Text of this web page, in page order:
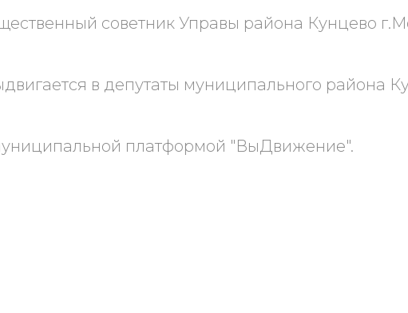
советник Управы района Кунцево
в депутаты муниципального района
платформой "ВыДвижение".